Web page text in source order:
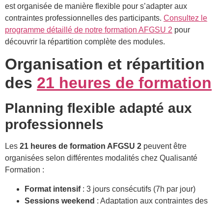
est organisée de manière flexible pour s’adapter aux
contraintes professionnelles des participants. Consultez le
programme détaillé de notre formation AFGSU 2 pour
découvrir la répartition complète des modules.
Organisation et répartition
des 21 heures de formation
Planning flexible adapté aux
professionnels
Les 21 heures de formation AFGSU 2 peuvent être
organisées selon différentes modalités chez Qualisanté
Formation :
Format intensif: 3 jours consécutifs (7h par jour)
Sessions weekend : Adaptation aux contraintes des